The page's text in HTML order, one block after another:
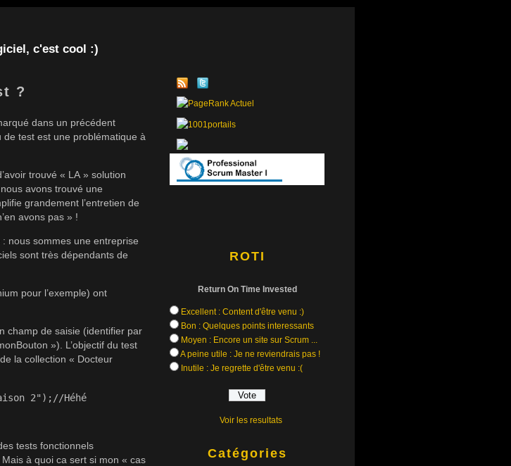
c'est cool :)
?
dans un précédent
de test est une problématique à
trouvé « LA » solution
avons trouvé une
grandement l’entretien de
avons pas » !
nous sommes une entreprise
sont très dépendants de
pour l’exemple) ont
champ de saisie (identifier par
»). L’objectif du test
la collection « Docteur
2");//Héhé
tests fonctionnels
à quoi ca sert si mon « cas
ROTI
Return On Time Invested
Excellent : Content d'être venu :)
Bon : Quelques points interessants
Moyen : Encore un site sur Scrum ...
A peine utile : Je ne reviendrais pas !
Inutile : Je regrette d'être venu :(
Voir les resultats
Catégories